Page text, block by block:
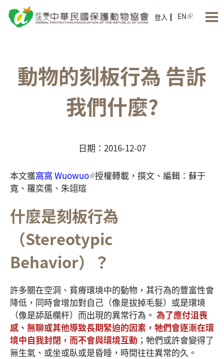
登入 EN
動物的刻板行為 告訴
我們什麼?
日期：2016-12-07
本文獲窩窩 Wuowuo 授權轉載，撰文、編輯：蘇于
寬、羅奕儒、朱翊瑄
什麼是刻板行為
（Stereotypic
Behavior）？
許多關在空洞、貧瘠環境中的動物，其行為的豐富性會
降低，同時會增加對自己（像是拔掉毛髮）或是環境
（像是舔舐欄杆）而出現的異常行為。 為了應付沮喪
感、無聊或其他導致長期緊迫的因素，牠們會逐漸在環
境中自我封閉，而不會與環境互動 ；牠們或許會變得了
無生氣、或坐或臥或是昏睡，時間往往異常的久。